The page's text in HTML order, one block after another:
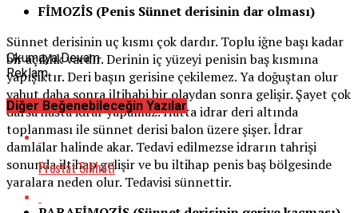
FİMOZİS (Penis Sünnet derisinin dar olması)
Sünnet derisinin uç kısmı çok dardır. Toplu iğne başı kadar
bir açıklık vardır. Derinin iç yüzeyi penisin baş kısmına
yapışıktır. Deri başın gerisine çekilemez. Ya doğuştan olur
yahut daha sonra iltihabi bir olaydan sonra gelişir. Şayet çok
darsa hasta idrar yapamaz. Hatta idrar deri altında
toplanması ile sünnet derisi balon üzere şişer. İdrar
damlalar halinde akar. Tedavi edilmezse idrarın tahrişi
sonunda iltihap gelişir ve bu iltihap penis baş bölgesinde
yaralara neden olur. Tedavisi sünnettir.
Okumaya Devam
Reklam
Diğer Beğenebileceğin Yazılar
Prostat Sıhhati